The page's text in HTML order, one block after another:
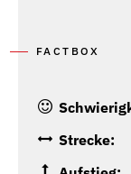
FACTBOX
Strecke: